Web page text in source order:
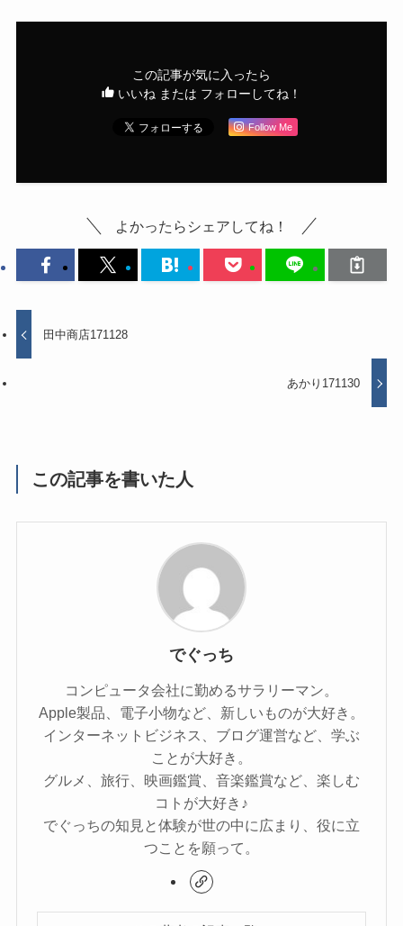
この記事が気に入ったら
いいね または フォローしてね！
Follow Me
よかったらシェアしてね！
田中商店171128
あかり171130
この記事を書いた人
でぐっち
コンピュータ会社に勤めるサラリーマン。
Apple製品、電子小物など、新しいものが大好き。
インターネットビジネス、ブログ運営など、学ぶ
ことが大好き。
グルメ、旅行、映画鑑賞、音楽鑑賞など、楽しむ
コトが大好き♪
でぐっちの知見と体験が世の中に広まり、役に立
つことを願って。